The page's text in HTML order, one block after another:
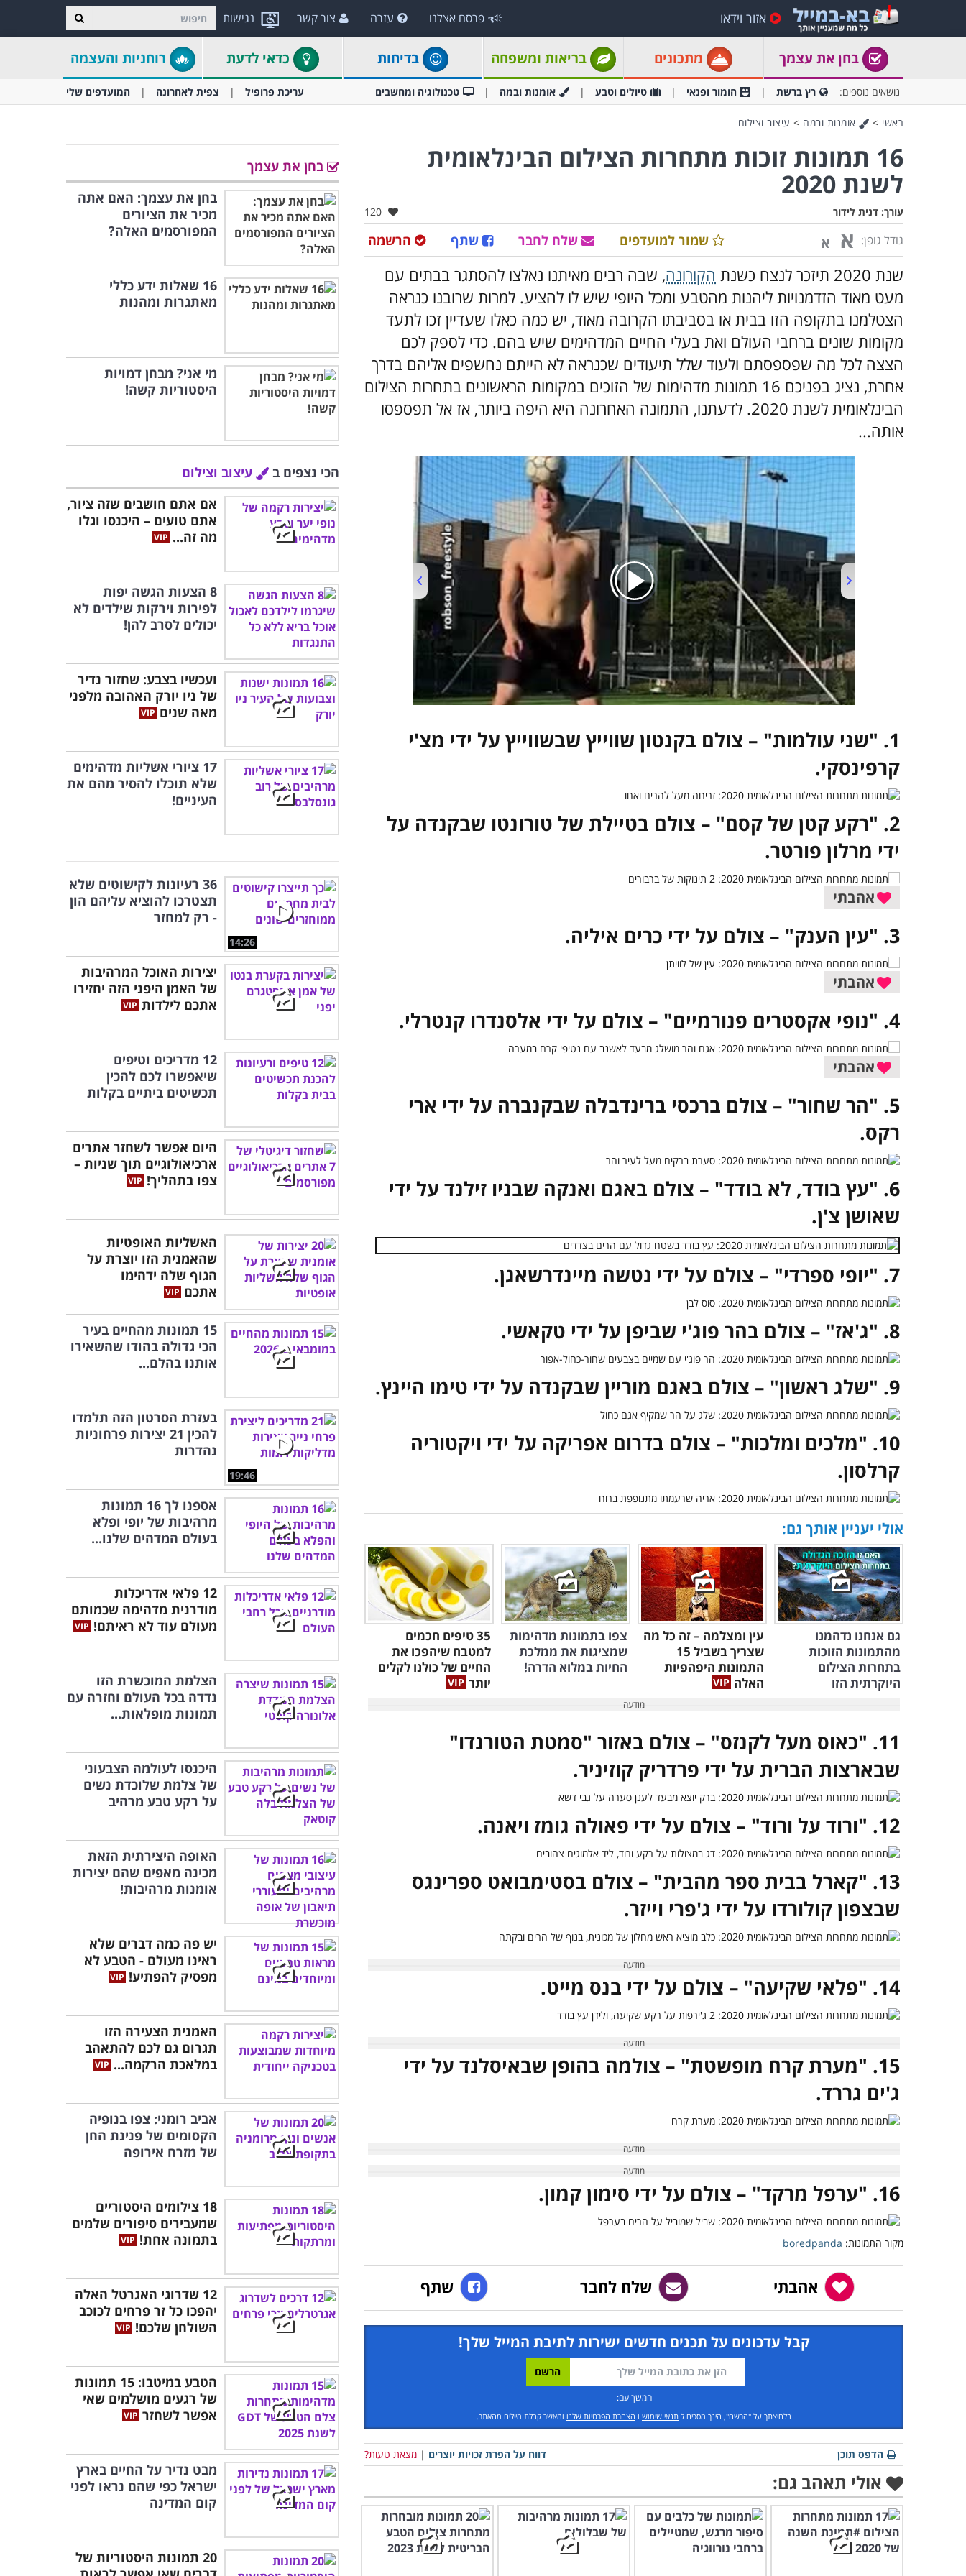
נגישות אזור וידאו פרסם אצלנו עזרה צור קשר
בחן את עצמך מתכונים בריאות ומשפחה בדיחות כדאי לדעת רוחניות והעצמה
נושאים נוספים: רץ ברשת הומור ופנאי טיולים וטבע אומנות ובמה טכנולוגיה ומחשבים עריכת פרופיל צפית לאחרונה המועדפים שלי
ראשי > אומנות ובמה > עיצוב וצילום
16 תמונות זוכות מתחרות הצילום הבינלאומית
לשנת 2020
עורך: דנית לידור אהבו:
120
גודל גופן: א א הרשמה שתף שלח לחבר שמור למועדפים
שנת 2020 תיזכר לנצח כשנת הקורונה, שבה רבים מאיתנו נאלצו להסתגר בבתים עם
מעט מאוד הזדמנויות ליהנות מהטבע ומכל היופי שיש לו להציע. למרות שרובנו כנראה
הצטלמנו בתקופה הזו בבית או בסביבתו הקרובה מאוד, יש כמה כאלו שעדיין זכו לתעד
מקומות שונים ברחבי העולם ואת בעלי החיים המדהימים שיש בהם. כדי לספק לכם
הצצה לכל מה שפספסתם ולעוד שלל תיעודים שכנראה לא הייתם נחשפים אליהם בדרך
אחרת, נציג בפניכם 16 תמונות מדהימות של הזוכים במקומות הראשונים בתחרות הצילום
הבינלאומית לשנת 2020. לדעתנו, התמונה האחרונה היא היפה ביותר, אז אל תפספסו
אותה...
00:00 /01:05
1. "שני עולמות" – צולם בקנטון שווייץ שבשווייץ על ידי מצ'י
קרפינסקי.
2. "רקע קטן של קסם" – צולם בטיילת של טורונטו שבקנדה על
ידי מרלון פורטר.
אהבתי
3. "עין הענק" – צולם על ידי כרים איליה.
אהבתי
4. "נופי אקסטרים פנורמיים" – צולם על ידי אלסנדרו קנטרלי.
אהבתי
5. "הר שחור" – צולם ברכסי ברינדבלה שבקנברה על ידי ארי
רקס.
6. "עץ בודד, לא בודד" – צולם באגם ואנקה שבניו זילנד על ידי
שאושן צ'ן.
7. "יופי ספרדי" – צולם על ידי נטשה מיינדרשאגן.
8. "ג'אז" – צולם בהר פוג'י שביפן על ידי טקאשי.
9. "שלג ראשון" – צולם באגם מוריין שבקנדה על ידי טימו היינץ.
10. "מלכים ומלכות" – צולם בדרום אפריקה על ידי ויקטוריה
קרלסון.
אולי יעניין אותך גם:
גם אנחנו נדהמנו
מהתמונות הזוכות
בתחרות הצילום
היוקרתית הזו
עין ומצלמה – זה כל מה
שצריך בשביל 15
התמונות היפהפיות
האלה
צפו בתמונות מדהימות
שמציגות את ממלכת
החיות במלוא הדרה!
35 טיפים חכמים
למטבח שיהפכו את
החיים של כולנו לקלים
יותר
11. "כאוס מעל לקנזס" – צולם באזור "סמטת הטורנדו"
שבארצות הברית על ידי פרדריק קוזיניר.
12. "ורוד על ורוד" – צולם על ידי פאולה גומז ויאנה.
13. "קארל בבית ספר מהבית" – צולם בסטימבואט ספרינגס
שבצפון קולורדו על ידי ג'פרי וייזר.
14. "פלאי שקיעה" – צולם על ידי בנס מייט.
15. "מערת קרח מופשטת" – צולמה בהופן שבאיסלנד על ידי
ג'ים גררד.
16. "ערפל מרקד" – צולם על ידי סימון קמון.
מקור התמונות: boredpanda
אהבתי שלח לחבר שתף
קבל עדכונים על תכנים חדשים ישירות לתיבת המייל שלך!
המשך עם:
בלחיצתך על "הרשם", הינך מסכים ל תנאי שימוש ו הצהרת הפרטיות שלנו ומאשר קבלת מיילים מהאתר.
דווח על הפרת זכויות יוצרים | מצאת טעות? הדפס תוכן
אולי תאהב גם:
בחן את עצמך
בחן את עצמך: האם אתה
מכיר את הציורים
המפורסמים האלה?
16 שאלות ידע כללי
מאתגרות ומהנות
מי אני? מבחן דמויות
היסטוריות קשה!
הכי נצפים ב
עיצוב וצילום
אם אתם חושבים שזה ציור,
אתם טועים – היכנסו וגלו
מה זה...
8 הצעות הגשה יפות
לפירות וירקות שילדים לא
יכולים לסרב להן!
ועכשיו בצבע: שחזור נדיר
של ניו יורק האהובה מלפני
מאה שנים
17 ציורי אשליות מדהימים
שלא תוכלו להסיר מהם את
העיניים!
14:26
36 רעיונות לקישוטים שלא
תצטרכו להוציא עליהם הון
- רק למחזר
יצירות האוכל המרהיבות
של האמן היפני הזה יחזירו
אתכם לילדות
12 מדריכים וטיפים
שיאפשרו לכם להכין
תכשיטים ביתיים בקלות
היום אפשר לשחזר אתרים
ארכיאולוגיים תוך שניות –
צפו בתהליך!
האשליות האופטיות
שהאמנית הזו יוצרת על
הגוף שלה ידהימו
אתכם
15 תמונות מהחיים בעיר
הכי גדולה בהודו שהשאירו
אותנו בהלם...
19:46
בעזרת הסרטון הזה תלמדו
להכין 21 יצירות פרחוניות
נהדרות
אספנו לך 16 תמונות
מרהיבות של יופי ופלא
בעולם המדהים שלנו...
12 פלאי אדריכלות
מודרנית מדהימה שכמותם
מעולם עוד לא ראיתם!
הצלמת המוכשרת הזו
נדדה בכל העולם וחזרה עם
תמונות מופלאות...
היכנסו לעולמה הצבעוני
של צלמת שלוכדת נשים
על רקע טבע מרהיב
האופה היצירתית הזאת
מכינה מאפים שהם יצירות
אומנות מרהיבות!
יש פה כמה דברים שלא
ראינו מעולם - הטבע לא
מפסיק להפתיע!
האמנית הצעירה הזו
תגרום גם לכם להתאהב
במלאכת הרקמה...
אביב רומני: צפו בנופיה
הקסומים של פנינת החן
של מזרח אירופה
18 צילומים היסטוריים
שמעבירים סיפורים שלמים
בתמונה אחת!
12 שדרוגי האגרטל האלה
יהפכו כל זר פרחים לכוכב
השולחן שלכם!
הטבע במיטבו: 15 תמונות
של רגעים מושלמים שאי
אפשר לשחזר
מבט נדיר על החיים בארץ
ישראל כפי שהם נראו לפני
קום המדינה
20 תמונות היסטוריות של